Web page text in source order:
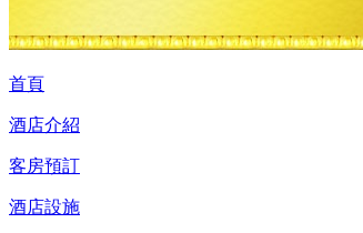
首頁
酒店介紹
客房預訂
酒店設施